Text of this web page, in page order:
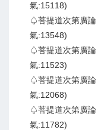
氣:15118)
♤菩提道次第廣論
氣:13548)
♤菩提道次第廣論
氣:11523)
♤菩提道次第廣論
氣:12068)
♤菩提道次第廣論
氣:11782)